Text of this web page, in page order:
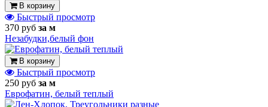
В корзину
Быстрый просмотр
370 руб за м
Незабудки,белый фон
В корзину
Быстрый просмотр
250 руб за м
Еврофатин, белый теплый